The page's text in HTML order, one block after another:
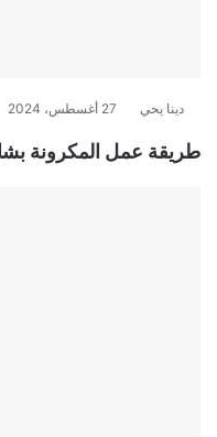
دينا يحي 27 أغسطس، 2024
طريقة عمل المكرونة بشاميل ب 2